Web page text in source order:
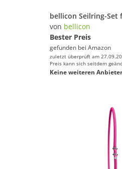
von bellicon
Bester Preis
gefunden bei Amazon
zuletzt überprüft am
Preis kann sich seitdem
Keine weiteren Anbieter